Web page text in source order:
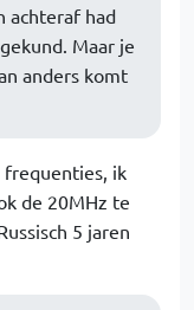
achteraf had
Maar je
anders komt
ik
de 20MHz te
5 jaren